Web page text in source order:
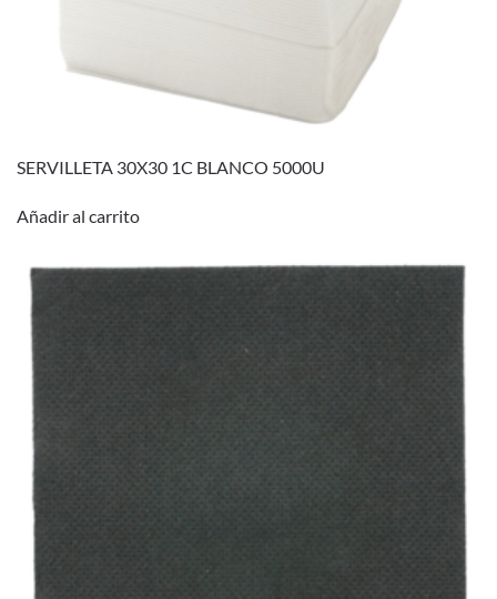
SERVILLETA 30X30 1C BLANCO 5000U
Añadir al carrito